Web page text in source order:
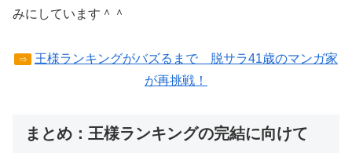
みにしています＾＾
⇒
王様ランキングがバズるまで 脱サラ41歳のマンガ家
が再挑戦！
まとめ：王様ランキングの完結に向けて